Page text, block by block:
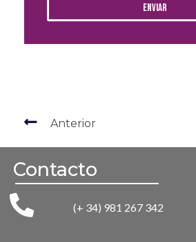
Enviar
Anterior
Contacto
(+ 34) 981 267 342